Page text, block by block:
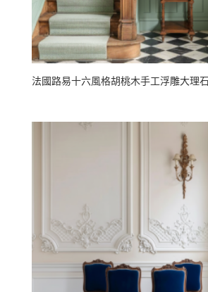
法國路易十六風格胡桃木手工浮雕大理